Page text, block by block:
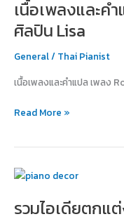
เนื้อเพลงและค
ศิลปิน Lisa
General/ Thai Pianist
เนื้อเพลงและคำแปล เพลง
และ
คำ
แปล
เพลง
จาก
Lisa
Read More »
รวมไอเดียตกแ
รวม
เดีย